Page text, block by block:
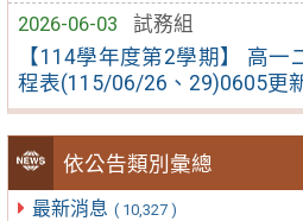
2026-06-03
試務組
【114學年度第2學期】 高一
程表(115/06/26、29)0605更
依公告類別彙總
最新消息 ( 10,327 )